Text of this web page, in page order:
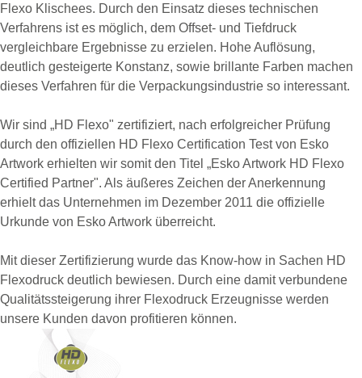
Flexo Klischees. Durch den Einsatz dieses technischen
Verfahrens ist es möglich, dem Offset- und Tiefdruck
vergleichbare Ergebnisse zu erzielen. Hohe Auflösung,
deutlich gesteigerte Konstanz, sowie brillante Farben machen
dieses Verfahren für die Verpackungsindustrie so interessant.
Wir sind „HD Flexo" zertifiziert, nach erfolgreicher Prüfung
durch den offiziellen HD Flexo Certification Test von Esko
Artwork erhielten wir somit den Titel „Esko Artwork HD Flexo
Certified Partner". Als äußeres Zeichen der Anerkennung
erhielt das Unternehmen im Dezember 2011 die offizielle
Urkunde von Esko Artwork überreicht.
Mit dieser Zertifizierung wurde das Know-how in Sachen HD
Flexodruck deutlich bewiesen. Durch eine damit verbundene
Qualitätssteigerung ihrer Flexodruck Erzeugnisse werden
unsere Kunden davon profitieren können.